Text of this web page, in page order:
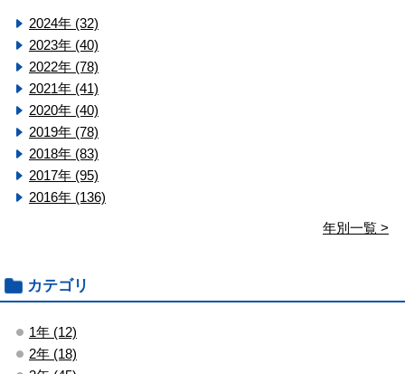
2024年 (32)
2023年 (40)
2022年 (78)
2021年 (41)
2020年 (40)
2019年 (78)
2018年 (83)
2017年 (95)
2016年 (136)
年別一覧 >
カテゴリ
1年 (12)
2年 (18)